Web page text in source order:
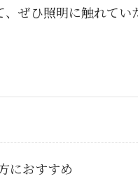
、ぜひ照明に触れてい
におすすめ